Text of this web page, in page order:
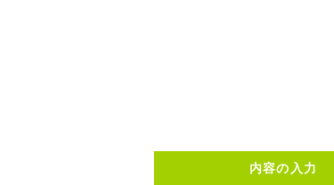
内容の入力